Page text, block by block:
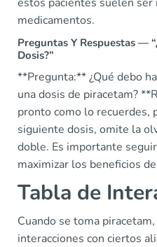
medicamentos.
Preguntas Y Respuestas —
Dosis?”
**Pregunta:** ¿Qué debo
una dosis de piracetam?
pronto como lo recuerdes,
siguiente dosis, omite la
doble. Es importante
maximizar los beneficios
Tabla de
Cuando se toma
interacciones con ciertos